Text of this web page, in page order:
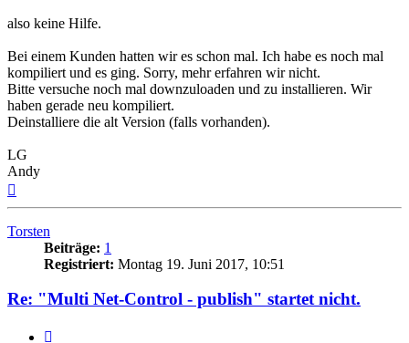
also keine Hilfe.
Bei einem Kunden hatten wir es schon mal. Ich habe es noch mal
kompiliert und es ging. Sorry, mehr erfahren wir nicht.
Bitte versuche noch mal downzuloaden und zu installieren. Wir
haben gerade neu kompiliert.
Deinstalliere die alt Version (falls vorhanden).
LG
Andy
Torsten
Beiträge: 1
Registriert: Montag 19. Juni 2017, 10:51
Re: "Multi Net-Control - publish" startet nicht.